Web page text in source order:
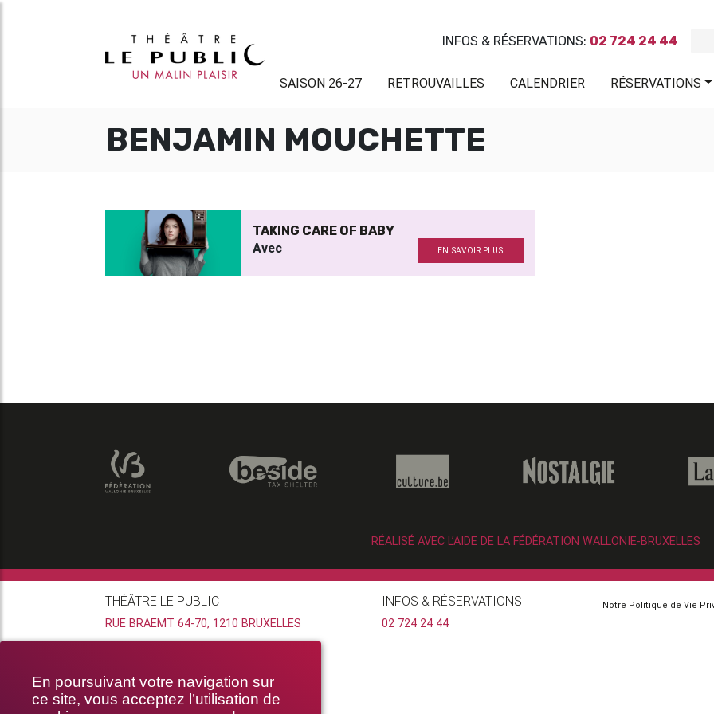
En poursuivant votre navigation sur
ce site, vous acceptez l’utilisation de
INFOS & RÉSERVATIONS: 02 724 24 44
SAISON 26-27 RETROUVAILLES CALENDRIER RÉSERVATIONS
BENJAMIN MOUCHETTE
TAKING CARE OF BABY
Avec EN SAVOIR PLUS
RÉALISÉ AVEC L’AIDE DE LA FÉDÉRATION WALLONIE-BRUXELLES
THÉÂTRE LE PUBLIC
RUE BRAEMT 64-70, 1210 BRUXELLES
INFOS & RÉSERVATIONS
02 724 24 44
Notre Politique de Vie